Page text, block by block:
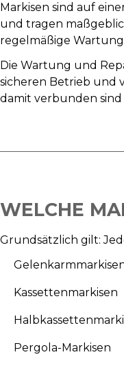
Markisen sind auf
und tragen
regelmäßige
Die Wartung und
sicheren Betrieb und
damit verbunden sind
WELCHE
Grundsätzlich gilt:
Kassettenmarkisen
Pergola-Markisen